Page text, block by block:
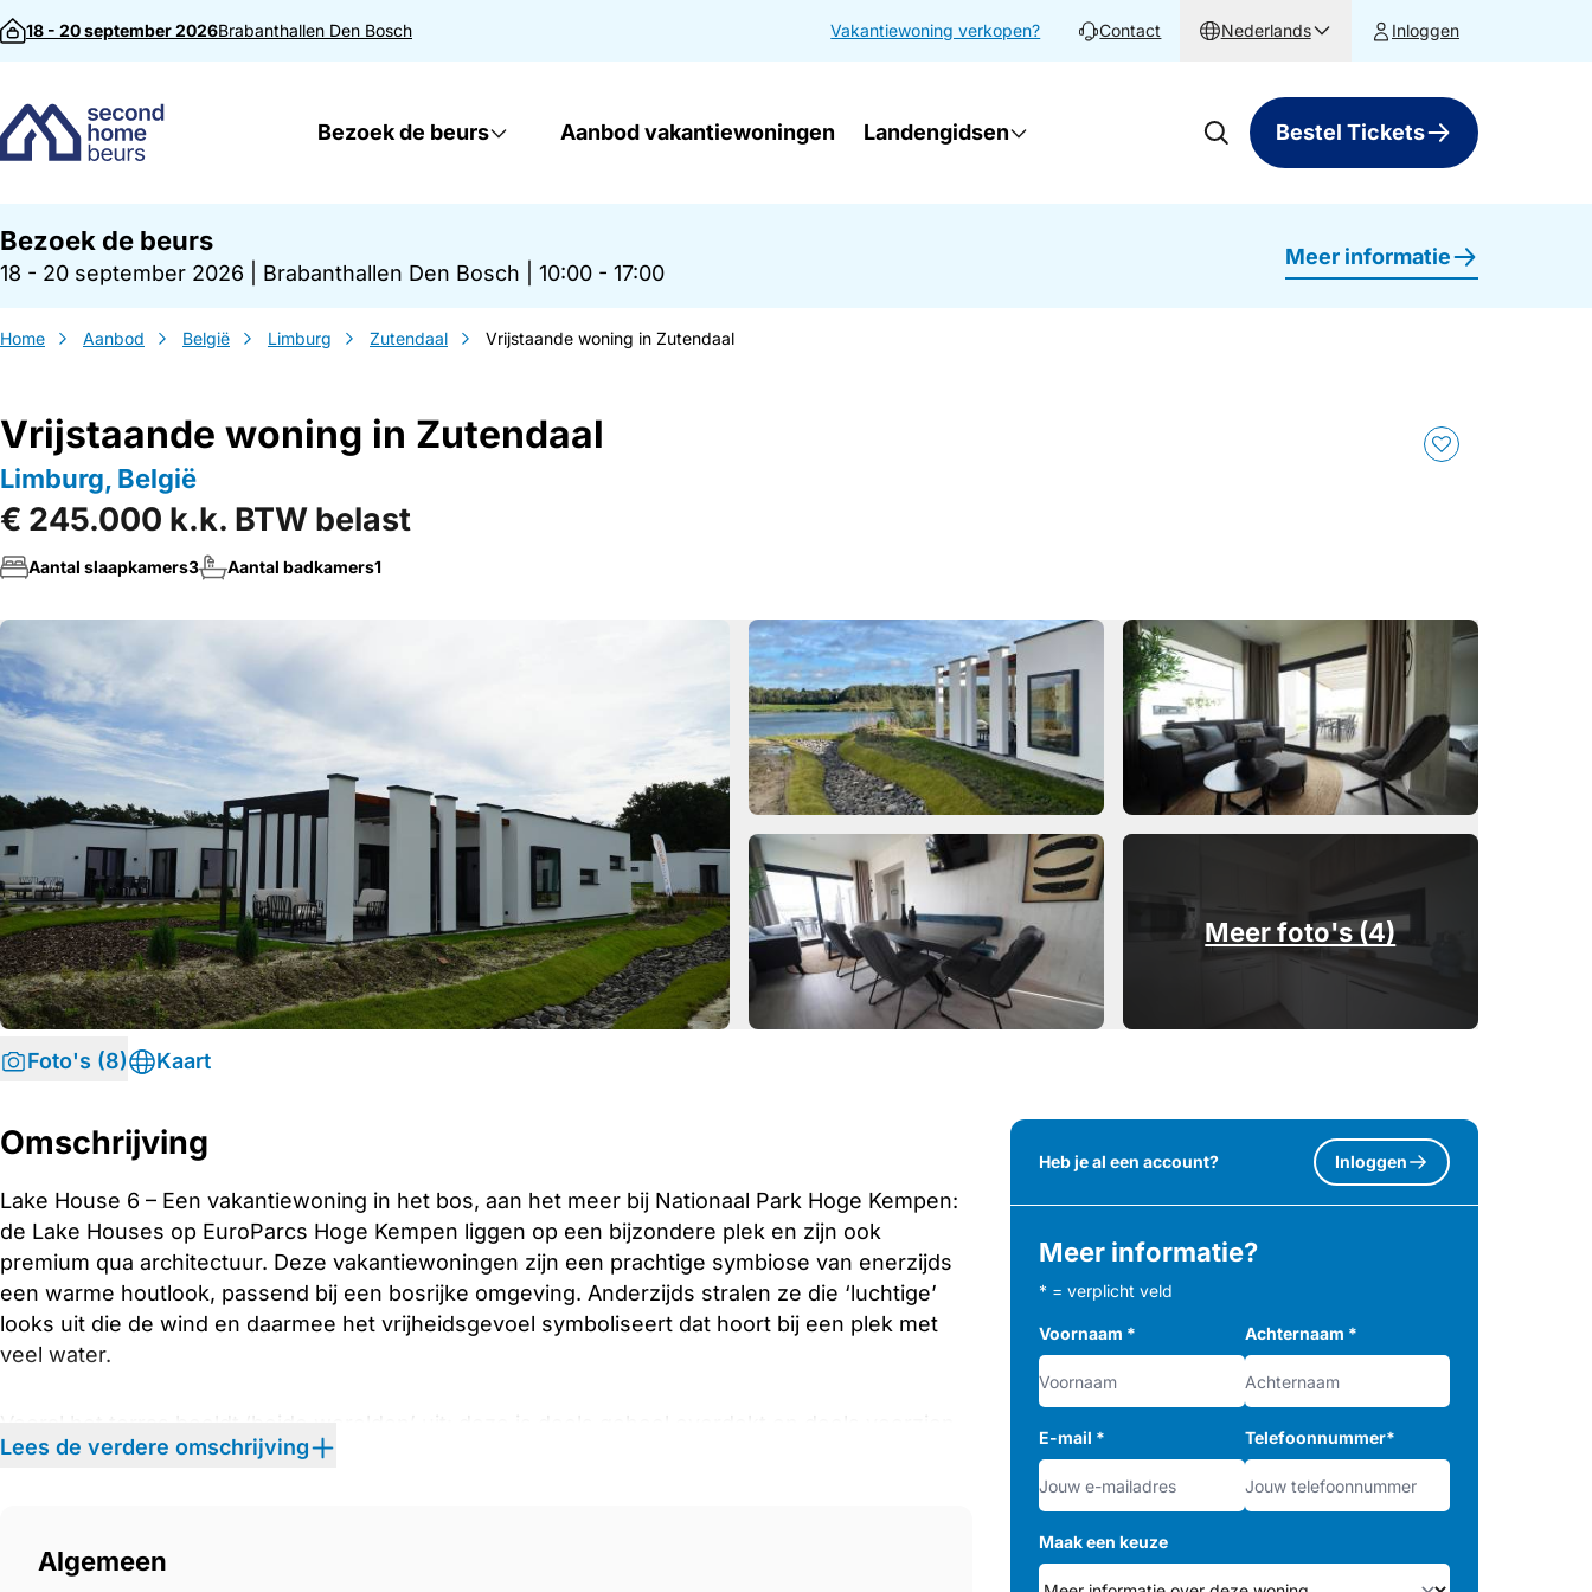
Direct naar inhoud
18 - 20 september 2026Brabanthallen Den Bosch Vakantiewoning verkopen? Contact Nederlands Inloggen
Bezoek de beurs Aanbod vakantiewoningen Landengidsen Bestel Tickets
Bezoek de beurs
18 - 20 september 2026 Brabanthallen Den Bosch 10:00 - 17:00
Meer informatie
Home Aanbod België Limburg Zutendaal Vrijstaande woning in Zutendaal
Vrijstaande woning in Zutendaal
Limburg, België
€ 245.000 k.k. BTW belast
Aantal slaapkamers3 Aantal badkamers1
Meer foto's (4)
Foto's (8) Kaart
Omschrijving
Lake House 6 – Een vakantiewoning in het bos, aan het meer bij Nationaal Park Hoge Kempen:
de Lake Houses op EuroParcs Hoge Kempen liggen op een bijzondere plek en zijn ook
premium qua architectuur. Deze vakantiewoningen zijn een prachtige symbiose van enerzijds
een warme houtlook, passend bij een bosrijke omgeving. Anderzijds stralen ze die ‘luchtige’
looks uit die de wind en daarmee het vrijheidsgevoel symboliseert dat hoort bij een plek met
veel water.
van een pergola. Dat wil zeggen: één van beide terrassen. De vakantiewoning kent aan de
Ook in materiaalkeuze zijn de Lake Houses simpelweg smaakvol te noemen. De pergola is van
Lees de verdere omschrijving
Algemeen
Heb je al een account? Inloggen
Meer informatie?
* = verplicht veld
Voornaam * Achternaam *
E-mail * Telefoonnummer*
Maak een keuze